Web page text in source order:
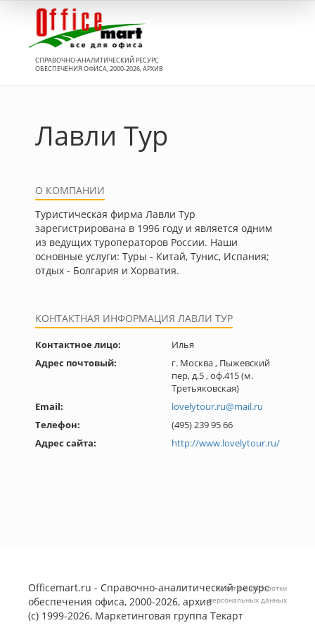
СПРАВОЧНО-АНАЛИТИЧЕСКИЙ РЕСУРС
ОБЕСПЕЧЕНИЯ ОФИСА, 2000-2026, АРХИВ
Лавли Тур
О КОМПАНИИ
Туристическая фирма Лавли Тур
зарегистрирована в 1996 году и является одним
из ведущих туроператоров России. Наши
основные услуги: Туры - Китай, Тунис, Испания;
отдых - Болгария и Хорватия.
КОНТАКТНАЯ ИНФОРМАЦИЯ ЛАВЛИ ТУР
Контактное лицо:
Илья
Адрес почтовый:
г. Москва , Пыжевский
пер, д.5 , оф.415 (м.
Третьяковская)
Email:
lovelytour.ru@mail.ru
Телефон:
(495) 239 95 66
Адрес сайта:
http://www.lovelytour.ru/
Officemart.ru - Справочно-аналитический ресурс
обеспечения офиса, 2000-2026, архив
(с) 1999-2026, Маркетинговая группа Текарт
Политика обработки
персональных данных